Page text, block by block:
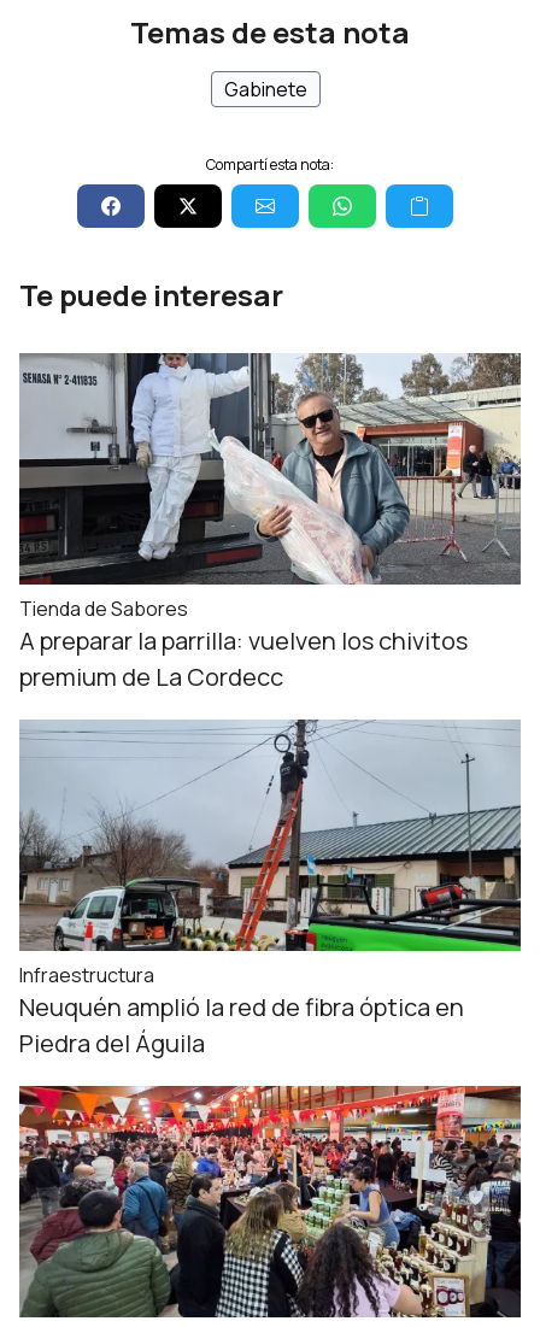
Temas de esta nota
Gabinete
Compartí esta nota:
Te puede interesar
Tienda de Sabores
A preparar la parrilla: vuelven los chivitos
premium de La Cordecc
Infraestructura
Neuquén amplió la red de fibra óptica en
Piedra del Águila